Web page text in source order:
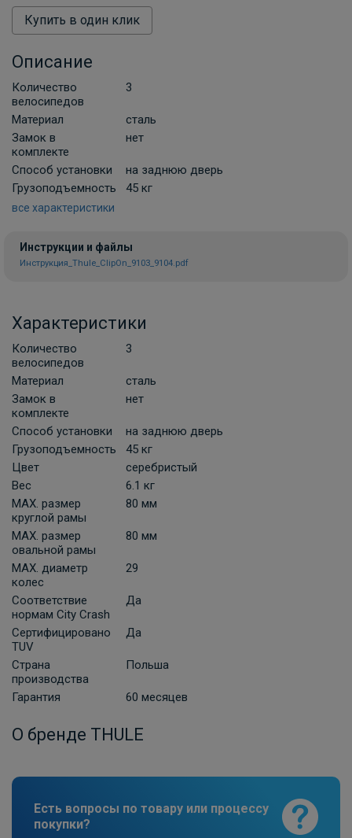
Купить в один клик
Описание
Количество
велосипедов
3
Материал
сталь
Замок в
комплекте
нет
Способ установки
на заднюю дверь
Грузоподъемность
45 кг
все характеристики
Инструкции и файлы
Инструкция_Thule_ClipOn_9103_9104.pdf
Характеристики
Количество
велосипедов
3
Материал
сталь
Замок в
комплекте
нет
Способ установки
на заднюю дверь
Грузоподъемность
45 кг
Цвет
серебристый
Вес
6.1 кг
MAX. размер
круглой рамы
80 мм
MAX. размер
овальной рамы
80 мм
MAX. диаметр
колес
29
Соответствие
нормам City Crash
Да
Сертифицировано
TUV
Да
Страна
производства
Польша
Гарантия 60 месяцев
О бренде THULE
Есть вопросы по товару или процессу
покупки?